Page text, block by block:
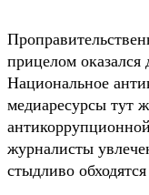
прицелом оказался
Национальное
медиаресурсы тут
журналисты
стыдливо